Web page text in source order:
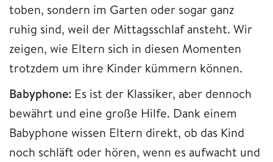
toben, sondern im Garten oder sogar ganz
ruhig sind, weil der Mittagsschlaf ansteht. Wir
zeigen, wie Eltern sich in diesen Momenten
trotzdem um ihre Kinder kümmern können.
Babyphone: Es ist der Klassiker, aber dennoch
bewährt und eine große Hilfe. Dank einem
Babyphone wissen Eltern direkt, ob das Kind
noch schläft oder hören, wenn es aufwacht und